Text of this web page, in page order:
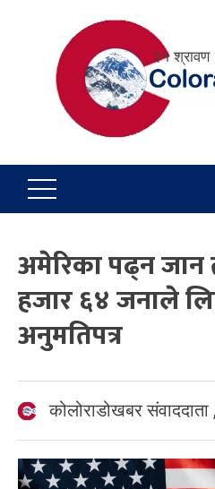
२१ श्रावण
अमेरिका पढ्न जान
हजार ६४ जनाले
अनुमतिपत्र
कोलोराडोखबर संवाददाता ,